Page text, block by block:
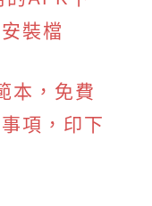
裝檔
本，免費
項，印下